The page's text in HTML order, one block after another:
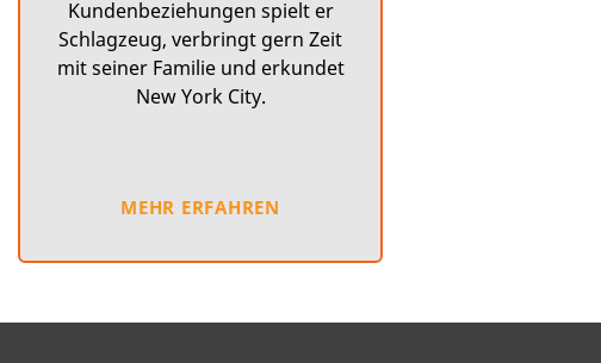
Kundenbeziehungen spielt er
Schlagzeug, verbringt gern Zeit
mit seiner Familie und erkundet
New York City.
MEHR ERFAHREN